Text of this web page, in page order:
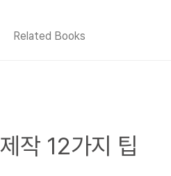
Related Books
작 12가지 팁